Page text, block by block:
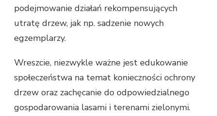
podejmowanie działań rekompensujących
utratę drzew, jak np. sadzenie nowych
egzemplarzy.
Wreszcie, niezwykle ważne jest edukowanie
społeczeństwa na temat konieczności ochrony
drzew oraz zachęcanie do odpowiedzialnego
gospodarowania lasami i terenami zielonymi.